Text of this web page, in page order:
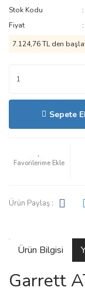
Stok Kodu
Fiyat
7.124,76 TL den
Sepete
Ürün Paylaş :
Ürün Bilgisi
Garrett